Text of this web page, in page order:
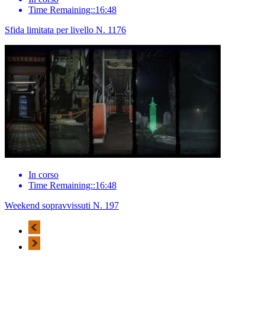
Time Remaining::16:48
Sfida limitata per livello N. 1176
In corso
Time Remaining::16:48
Weekend sopravvissuti N. 197